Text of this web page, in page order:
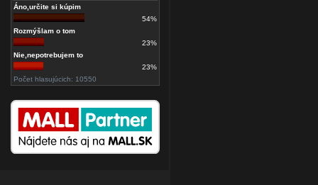
Áno,určite si kúpim
54%
Rozmýšlam o tom
23%
Nie,nepotrebujem to
23%
Počet hlasujúcich: 10550